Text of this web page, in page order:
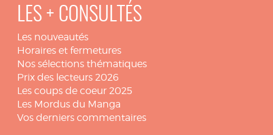
LES + CONSULTÉS
Les nouveautés
Horaires et fermetures
Nos sélections thématiques
Prix des lecteurs 2026
Les coups de coeur 2025
Les Mordus du Manga
Vos derniers commentaires